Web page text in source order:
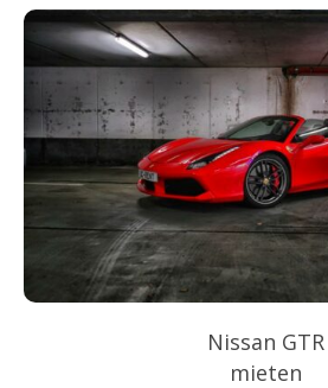
Nissan GTR
mieten